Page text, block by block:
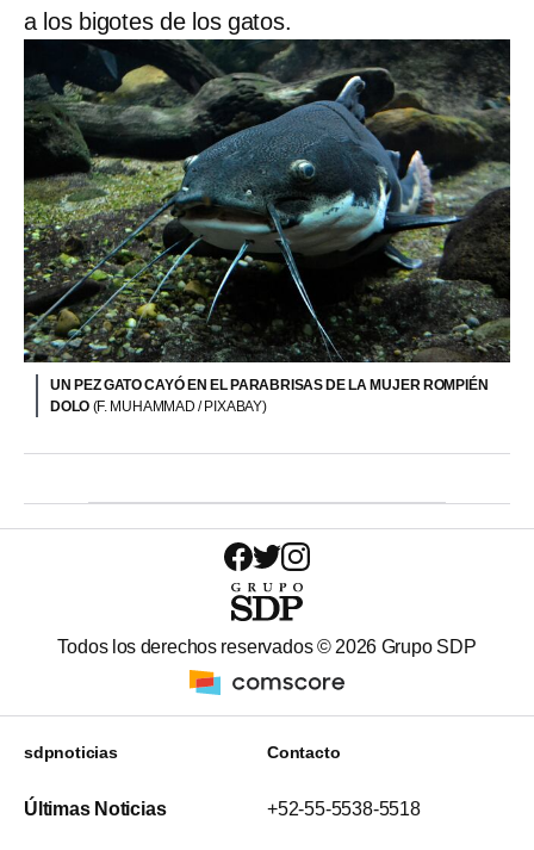
a los bigotes de los gatos.
UN PEZ GATO CAYÓ EN EL PARABRISAS DE LA MUJER ROMPIÉN
DOLO (F. MUHAMMAD / PIXABAY)
Todos los derechos reservados © 2026 Grupo SDP
sdpnoticias
Últimas Noticias
Contacto
+52-55-5538-5518